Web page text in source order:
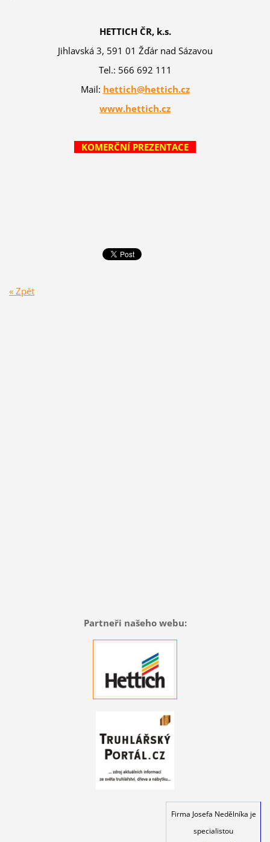
HETTICH ČR, k.s.
Jihlavská 3, 591 01 Žďár nad Sázavou
Tel.: 566 692 111
Mail: hettich@hettich.cz
www.hettich.cz
KOMERČNÍ PREZENTACE
« Zpět
Partneři našeho webu:
Firma Josefa Nedělníka je
specialistou